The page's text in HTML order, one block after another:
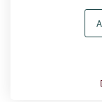
Konfigurieren